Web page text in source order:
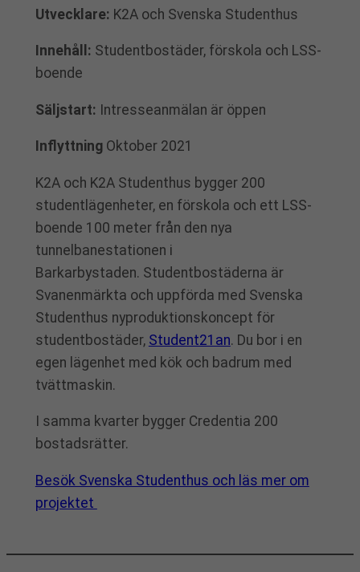
Utvecklare: K2A och Svenska Studenthus
Innehåll: Studentbostäder, förskola och LSS-
boende
Säljstart: Intresseanmälan är öppen
InflyttningOktober 2021
K2A och K2A Studenthus bygger 200
studentlägenheter, en förskola och ett LSS-
boende 100 meter från den nya
tunnelbanestationen i
Barkarbystaden. Studentbostäderna är
Svanenmärkta och uppförda med Svenska
Studenthus nyproduktionskoncept för
studentbostäder, Student21an. Du bor i en
egen lägenhet med kök och badrum med
tvättmaskin.
I samma kvarter bygger Credentia 200
bostadsrätter.
Besök Svenska Studenthus och läs mer om
projektet